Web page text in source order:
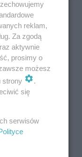
Napisz notkę
reklam,
Za zgodą
aktywnie
prosimy o
możesz
strony
.
się
serwisów